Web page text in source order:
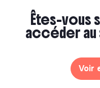
Êtes-vous
accéder au
Voir